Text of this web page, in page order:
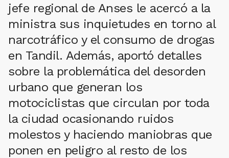
jefe regional de Anses le acercó a la
ministra sus inquietudes en torno al
narcotráfico y el consumo de drogas
en Tandil. Además, aportó detalles
sobre la problemática del desorden
urbano que generan los
motociclistas que circulan por toda
la ciudad ocasionando ruidos
molestos y haciendo maniobras que
ponen en peligro al resto de los